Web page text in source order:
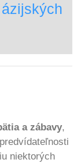
a zábavy,
niektorých